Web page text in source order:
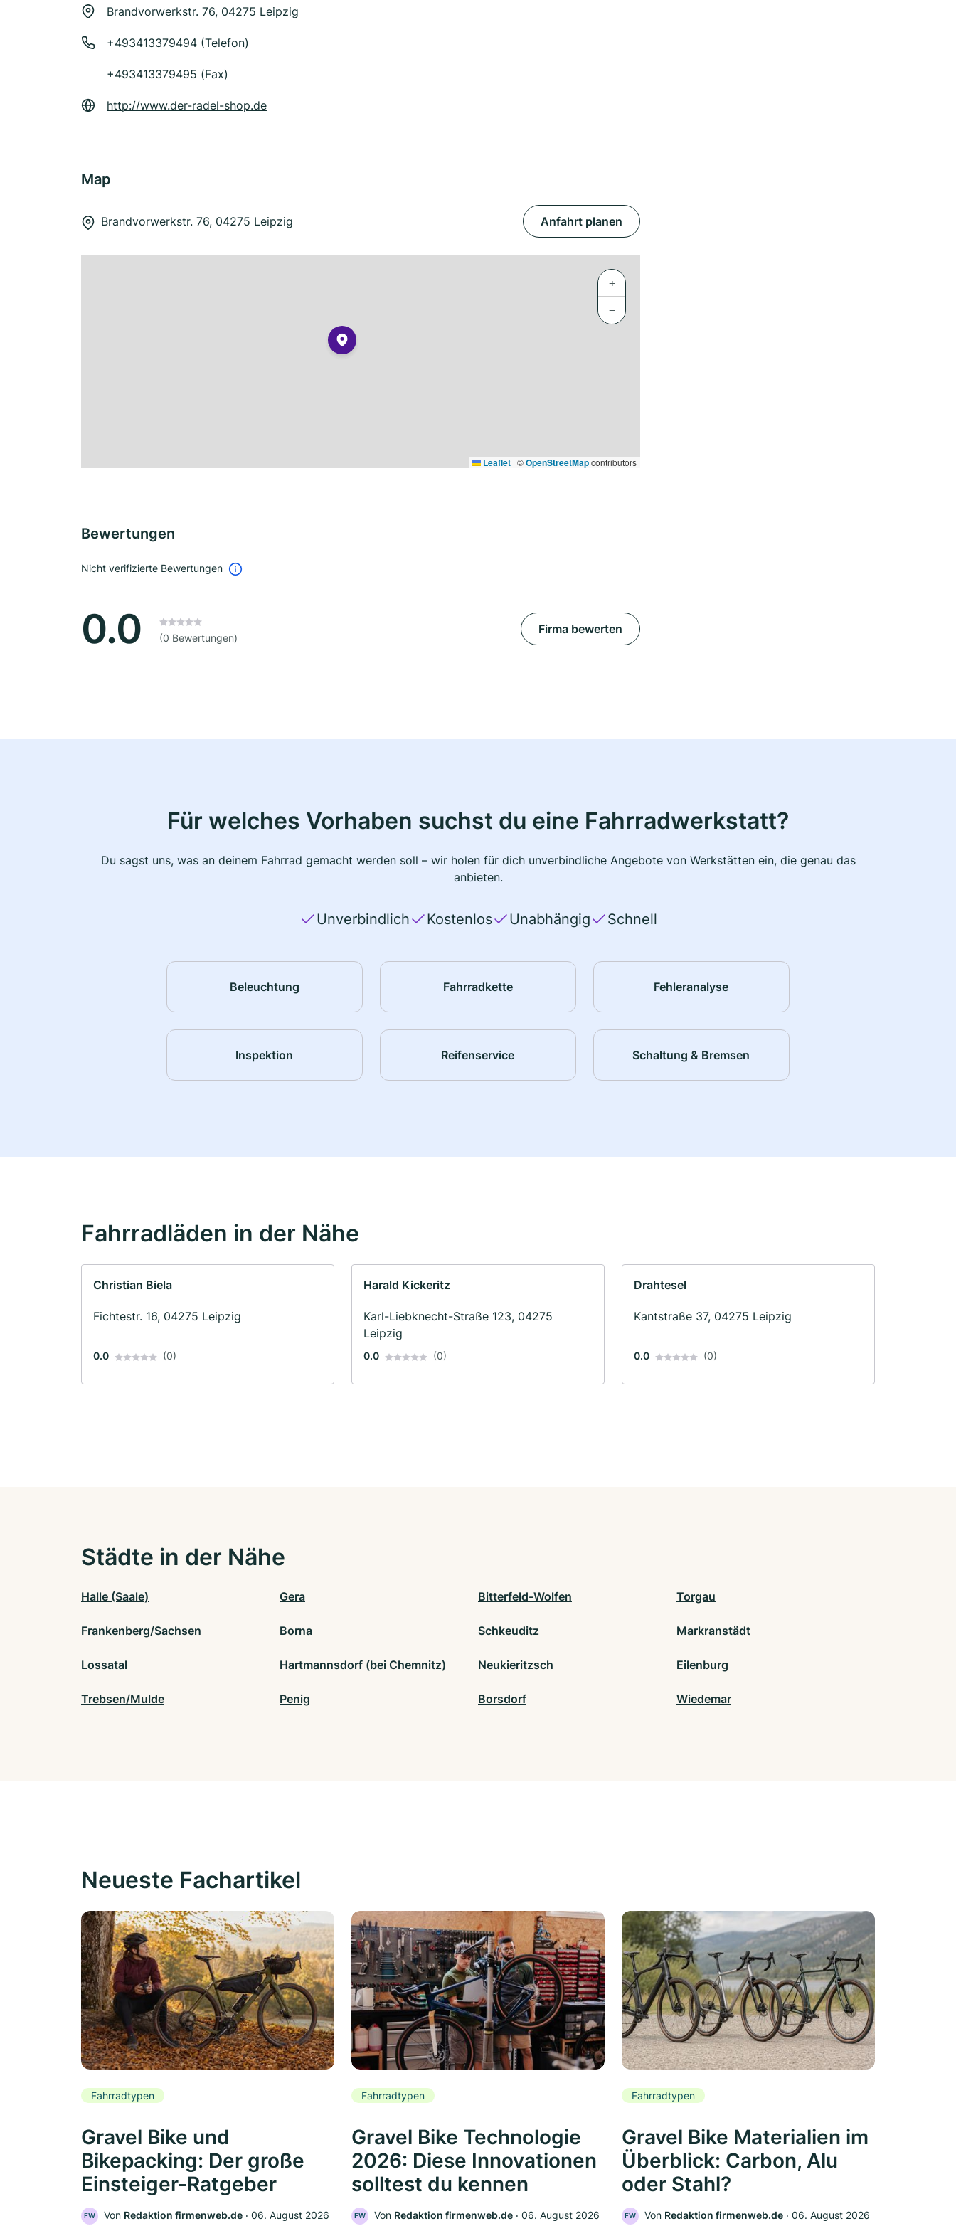
Brandvorwerkstr. 76, 04275 Leipzig
+493413379494 (Telefon)
+493413379495 (Fax)
http://www.der-radel-shop.de
Map
Brandvorwerkstr. 76, 04275 Leipzig Anfahrt planen
+
−
Leaflet | ©OpenStreetMapcontributors
Bewertungen
Nicht verifizierte Bewertungen
0.0 (0 Bewertungen)
Firma bewerten
Für welches Vorhaben suchst du eine Fahrradwerkstatt?
Du sagst uns, was an deinem Fahrrad gemacht werden soll – wir holen für dich unverbindliche Angebote von Werkstätten ein, die genau das
anbieten.
Unverbindlich Kostenlos Unabhängig Schnell
Beleuchtung Fahrradkette Fehleranalyse
Inspektion Reifenservice Schaltung & Bremsen
Fahrradläden in der Nähe
Christian Biela
Fichtestr. 16, 04275 Leipzig
0.0 (0)
Harald Kickeritz
Karl-Liebknecht-Straße 123, 04275
Leipzig
0.0 (0)
Drahtesel
Kantstraße 37, 04275 Leipzig
0.0 (0)
Städte in der Nähe
Halle (Saale) Gera Bitterfeld-Wolfen Torgau
Frankenberg/Sachsen Borna Schkeuditz Markranstädt
Lossatal Hartmannsdorf (bei Chemnitz) Neukieritzsch Eilenburg
Trebsen/Mulde Penig Borsdorf Wiedemar
Neueste Fachartikel
Fahrradtypen
Gravel Bike und
Bikepacking: Der große
Einsteiger-Ratgeber
FW Von Redaktion firmenweb.de ‧ 06. August 2026
Fahrradtypen
Gravel Bike Technologie
2026: Diese Innovationen
solltest du kennen
FW Von Redaktion firmenweb.de ‧ 06. August 2026
Fahrradtypen
Gravel Bike Materialien im
Überblick: Carbon, Alu
oder Stahl?
FW Von Redaktion firmenweb.de ‧ 06. August 2026